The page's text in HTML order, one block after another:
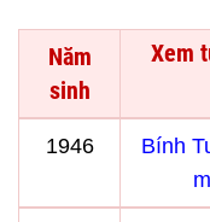
Năm
sinh
Xem
1946
Bính